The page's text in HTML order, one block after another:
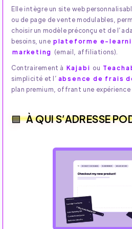
Elle intègre un site web
ou de page de vente modulables,
choisir un modèle préconçu et de
besoins, une plateforme e-
marketing (email, affiliations).
Contrairement à Kajabi ou
simplicité et l’ absence de frais
plan premium, offrant une
À QUI S’ADRESSE